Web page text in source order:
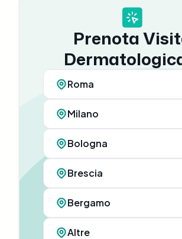
Prenota
Roma
Milano
Bologna
Brescia
Bergamo
Altre